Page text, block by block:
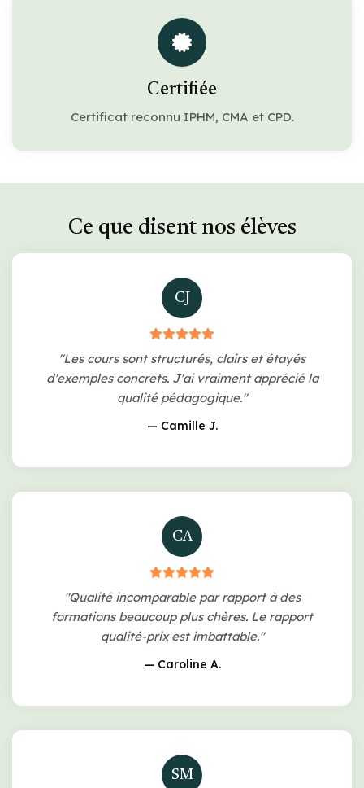
Certifiée
Certificat reconnu IPHM, CMA et CPD.
Ce que disent nos élèves
CJ
"Les cours sont structurés, clairs et étayés
d'exemples concrets. J'ai vraiment apprécié la
qualité pédagogique."
— Camille J.
CA
"Qualité incomparable par rapport à des
formations beaucoup plus chères. Le rapport
qualité-prix est imbattable."
— Caroline A.
SM